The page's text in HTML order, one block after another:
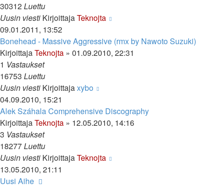
30312Luettu
Uusin viesti KirjoittajaTeknojta
09.01.2011, 13:52
Bonehead - Massive Aggressive (rmx by Nawoto Suzuki)
KirjoittajaTeknojta » 01.09.2010, 22:31
1 Vastaukset
16753 Luettu
Uusin viesti Kirjoittajaxybo
04.09.2010, 15:21
Alek Száhala Comprehensive Discography
KirjoittajaTeknojta » 12.05.2010, 14:16
3 Vastaukset
18277Luettu
Uusin viesti KirjoittajaTeknojta
13.05.2010, 21:11
Uusi Aihe